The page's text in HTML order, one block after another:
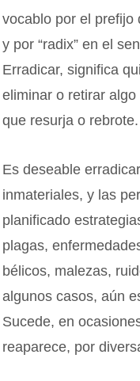
vocablo por el prefijo
y por “radix” en el
Erradicar, significa
eliminar o retirar
que resurja o rebrote.
Es deseable
inmateriales, y las
planificado
plagas,
bélicos, malezas,
algunos casos, aún
Sucede, en
reaparece, por